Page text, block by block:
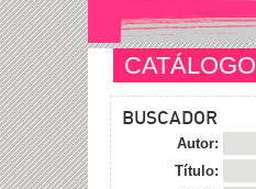
CATÁLOGO
BUSCADOR
Autor:
Título: